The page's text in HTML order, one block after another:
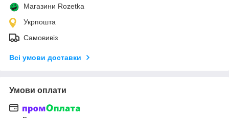
Магазини Rozetka
Укрпошта
Самовивіз
Всі умови доставки
Умови оплати